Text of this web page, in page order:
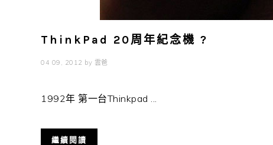
ThinkPad 20周年紀念機 ?
04 09, 2012 by 雲爸
1992年 第一台Thinkpad ...
繼續閱讀